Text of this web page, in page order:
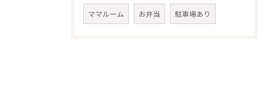
ママルーム お弁当 駐車場あり